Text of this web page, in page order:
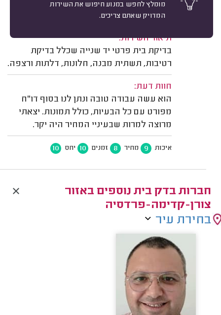
מומלץ לחפש במנוע חיפוש את השירות
המדויק שאתם צריכים.
נטע זמורה, צור משה.
משוב: 17/05/2026
תיאור השירות:
בדיקת בית פרטי יד שנייה שכלל בדיקת
רטיבות, תשתית מבנה, חלונות, דלתות ורצפה.
חוות דעת:
הוא עשה עבודה טובה ונתן לנו בסוף דו"ח
מפורט עם כל הבעיות, כולל תמונות. יצאתי
מרוצה למרות שבעיניי המחיר היה יקר.
איכות 9 מחיר 8 זמנים 10 יחס 10
חברות בדק בית נוספים באזור
צורן-קדימה-פרדסיה
בחירת עיר